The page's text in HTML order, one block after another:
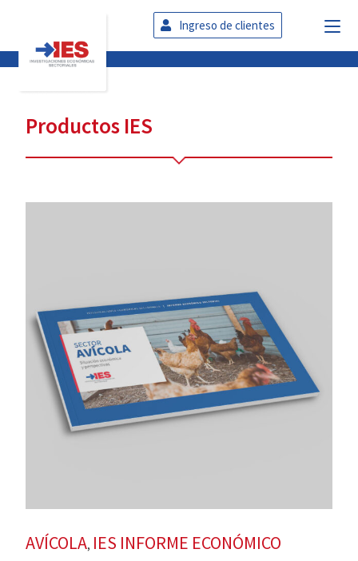
Ingreso de clientes
Productos IES
AVÍCOLA, IES INFORME ECONÓMICO